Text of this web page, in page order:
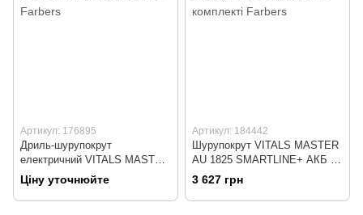
Артикул: 176895
Дриль-шурупокрут
електричний VITALS MASTER
US 1030B
Ціну уточнюйте
Артикул: 184442
Шурупокрут VITALS MASTER
AU 1825 SMARTLINE+ АКБ та
ЗП в комплекті
3 627 грн